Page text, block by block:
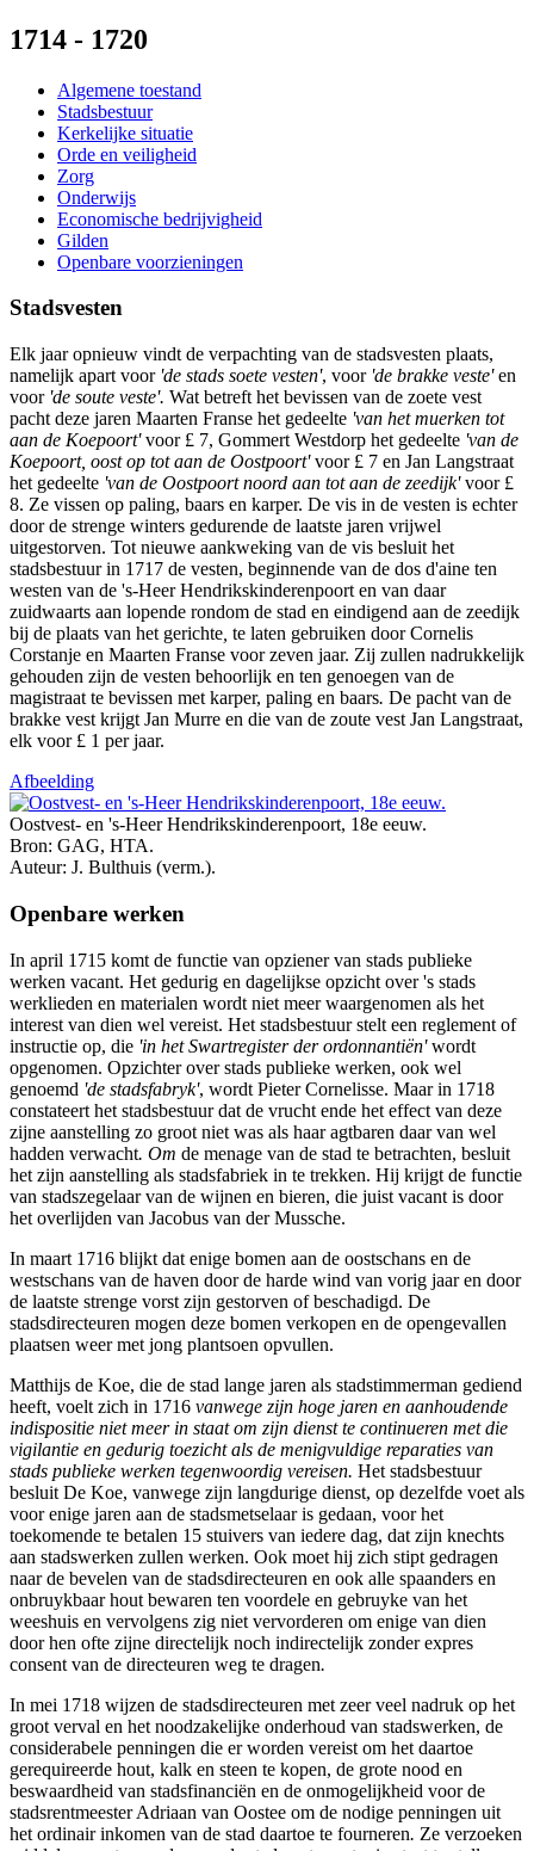
1714 - 1720
Algemene toestand
Stadsbestuur
Kerkelijke situatie
Orde en veiligheid
Zorg
Onderwijs
Economische bedrijvigheid
Gilden
Openbare voorzieningen
Stadsvesten
Elk jaar opnieuw vindt de verpachting van de stadsvesten plaats,
namelijk apart voor 'de stads soete vesten', voor 'de brakke veste'en
voor 'de soute veste'. Wat betreft het bevissen van de zoete vest
pacht deze jaren Maarten Franse het gedeelte 'van het muerken tot
aan de Koepoort'voor £ 7, Gommert Westdorp het gedeelte 'van de
Koepoort, oost op tot aan de Oostpoort'voor £ 7 en Jan Langstraat
het gedeelte 'van de Oostpoort noord aan tot aan de zeedijk'voor £
8. Ze vissen op paling, baars en karper. De vis in de vesten is echter
door de strenge winters gedurende de laatste jaren vrijwel
uitgestorven. Tot nieuwe aankweking van de vis besluit het
stadsbestuur in 1717 de vesten, beginnende van de dos d'aine ten
westen van de 's-Heer Hendrikskinderenpoort en van daar
zuidwaarts aan lopende rondom de stad en eindigend aan de zeedijk
bij de plaats van het gerichte te laten gebruiken door Cornelis
Corstanje en Maarten Franse voor zeven jaar. Zij zullen nadrukkelijk
gehouden zijn de vesten behoorlijk en ten genoegen van de
magistraat te bevissen met karper, paling en baars. De pacht van de
brakke vest krijgt Jan Murre en die van de zoute vest Jan Langstraat,
elk voor £ 1 per jaar.
Afbeelding
Oostvest- en 's-Heer Hendrikskinderenpoort, 18e eeuw.
Bron: GAG, HTA.
Auteur: J. Bulthuis (verm.).
Openbare werken
In april 1715 komt de functie van opziener van stads publieke
werken vacant. Het gedurig en dagelijkse opzicht over 's stads
werklieden en materialen wordt niet meer waargenomen als het
interest van dien wel vereist. Het stadsbestuur stelt een reglement of
instructie op, die 'in het Swartregister der ordonnantiën'wordt
opgenomen. Opzichter over stads publieke werken, ook wel
genoemd 'de stadsfabryk', wordt Pieter Cornelisse. Maar in 1718
constateert het stadsbestuur dat de vrucht ende het effect van deze
zijne aanstelling zo groot niet was als haar agtbaren daar van wel
hadden verwacht. Om de menage van de stad te betrachten, besluit
het zijn aanstelling als stadsfabriek in te trekken. Hij krijgt de functie
van stadszegelaar van de wijnen en bieren, die juist vacant is door
het overlijden van Jacobus van der Mussche.
In maart 1716 blijkt dat enige bomen aan de oostschans en de
westschans van de haven door de harde wind van vorig jaar en door
de laatste strenge vorst zijn gestorven of beschadigd. De
stadsdirecteuren mogen deze bomen verkopen en de opengevallen
plaatsen weer met jong plantsoen opvullen.
Matthijs de Koe, die de stad lange jaren als stadstimmerman gediend
heeft, voelt zich in 1716 vanwege zijn hoge jaren en aanhoudende
indispositie niet meer in staat om zijn dienst te continueren met die
vigilantie en gedurig toezicht als de menigvuldige reparaties van
stads publieke werken tegenwoordig vereisen. Het stadsbestuur
besluit De Koe, vanwege zijn langdurige dienst, op dezelfde voet als
voor enige jaren aan de stadsmetselaar is gedaan, voor het
toekomende te betalen 15 stuivers van iedere dag, dat zijn knechts
aan stadswerken zullen werken. Ook moet hij zich stipt gedragen
naar de bevelen van de stadsdirecteuren en ook alle spaanders en
onbruykbaar hout bewaren ten voordele en gebruyke van het
weeshuis en vervolgens zig niet vervorderen om enige van dien
door hen ofte zijne directelijk noch indirectelijk zonder expres
consent van de directeuren weg te dragen.
In mei 1718 wijzen de stadsdirecteuren met zeer veel nadruk op het
groot verval en het noodzakelijke onderhoud van stadswerken, de
considerabele penningen die er worden vereist om het daartoe
gerequireerde hout, kalk en steen te kopen, de grote nood en
beswaardheid van stadsfinanciën en de onmogelijkheid voor de
stadsrentmeester Adriaan van Oostee om de nodige penningen uit
het ordinair inkomen van de stad daartoe te fourneren. Ze verzoeken